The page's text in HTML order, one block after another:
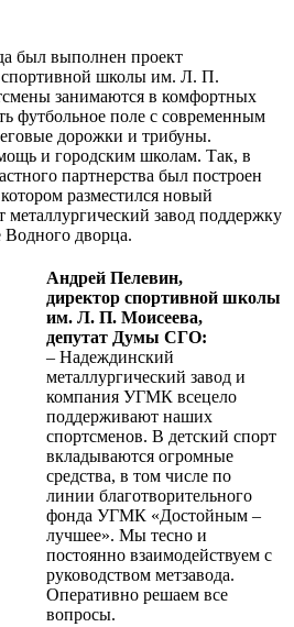
был выполнен проект
спортивной школы им. Л. П.
занимаются в комфортных
футбольное поле с современным
дорожки и трибуны.
и городским школам. Так, в
партнерства был построен
разместился новый
завод поддержку
Вод­ного дворца.
Андрей Пелевин,
директор спортивной школы
им. Л. П. Моисеева,
депутат Думы СГО:
– Надеждинский
металлургический завод и
компания УГМК всецело
поддерживают наших
спортсменов. В детский спорт
вкладываются огромные
средства, в том числе по
линии благотворительного
фонда УГМК «Достойным –
лучшее». Мы тесно и
постоянно взаимодействуем с
руководством метзавода.
Оперативно решаем все
вопросы.